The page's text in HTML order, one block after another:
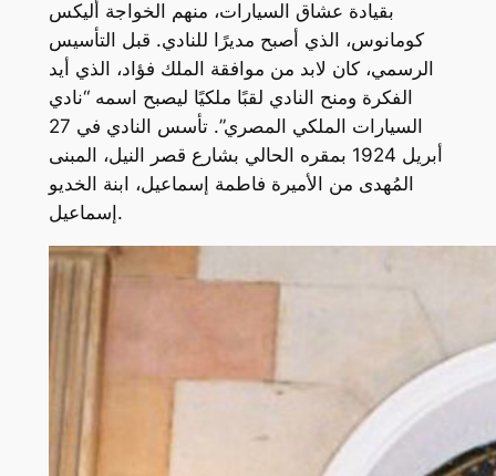
بقيادة عشاق السيارات، منهم الخواجة أليكس
كومانوس، الذي أصبح مديرًا للنادي. قبل التأسيس
الرسمي، كان لابد من موافقة الملك فؤاد، الذي أيد
الفكرة ومنح النادي لقبًا ملكيًا ليصبح اسمه “نادي
السيارات الملكي المصري”. تأسس النادي في 27
أبريل 1924 بمقره الحالي بشارع قصر النيل، المبنى
المُهدى من الأميرة فاطمة إسماعيل، ابنة الخديو
إسماعيل.